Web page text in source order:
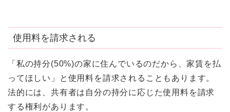
使用料を請求される
「私の持分(50%)の家に住んでいるのだから、家賃を払
ってほしい」と使用料を請求されることもあります。
法的には、共有者は自分の持分に応じた使用料を請求
する権利があります。